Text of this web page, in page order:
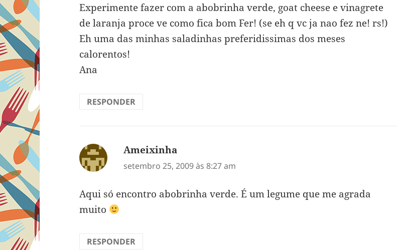
Experimente fazer com a abobrinha verde, goat cheese e vinagrete
de laranja proce ve como fica bom Fer! (se eh q vc ja nao fez ne! rs!)
Eh uma das minhas saladinhas preferidissimas dos meses
calorentos!
Ana
RESPONDER
Ameixinha
setembro 25, 2009 às 8:27 am
Aqui só encontro abobrinha verde. É um legume que me agrada
muito
RESPONDER